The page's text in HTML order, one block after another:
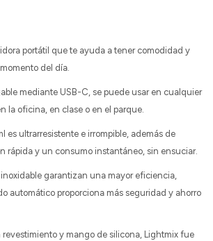
portátil que te ayuda a tener comodidad y
del día.
mediante USB-C, se puede usar en cualquier
la oficina, en clase o en el parque.
es ultrarresistente e irrompible, además de
rápida y un consumo instantáneo, sin ensuciar.
garantizan una mayor eficiencia,
automático proporciona más seguridad y ahorro
revestimiento y mango de silicona, Lightmix fue